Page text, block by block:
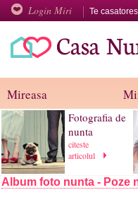
Login Miri Te
Mireasa
Fotografia de
nunta
citeste
articolul
Album foto nunta - Poze